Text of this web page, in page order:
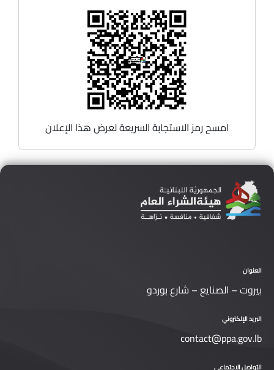
امسح رمز الاستجابة السريعة لعرض هذا الإعلان
العنوان
بيروت – الصنايع – شارع بوردو
البريد الإلكتروني
contact@ppa.gov.lb
التواصل الاجتماعي